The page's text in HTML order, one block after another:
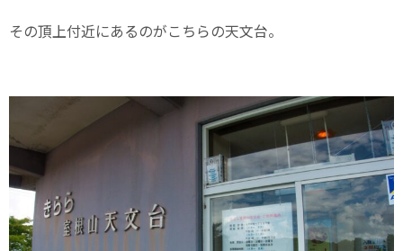
その頂上付近にあるのがこちらの天文台。